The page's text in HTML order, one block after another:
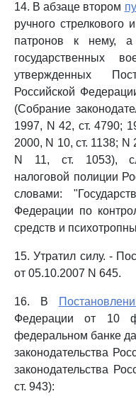
14. В абзаце втором
ручного
патронов к нему,
государственных
утвержденных
Российской
(Собрание
1997, N 42, ст. 4790;
2000, N 10, ст. 1138; N
N 11, ст. 1053),
налоговой полиции
словами:
Федерации по
средств и
15. Утратил силу. -
от 05.10.2007 N 645.
16. В
Федерации от 10
федеральном банке
законодательства
законодательства
ст. 943):